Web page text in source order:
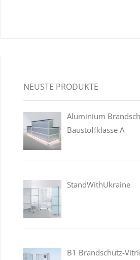
NEUSTE PRODUKTE
Aluminium
Baustoffklasse A
StandWithUkraine
B1 Brandschutz-